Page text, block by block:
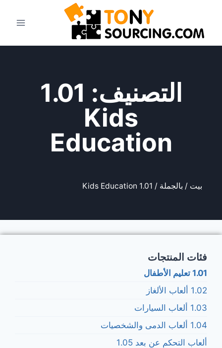
التصنيف: 1.01
Kids
Education
بيت / بالجملة / 1.01 Kids Education
فئات المنتجات
1.01 تعليم الأطفال
1.02 ألعاب الألغاز
1.03 ألعاب السيارات
1.04 ألعاب الدمى والشخصيات
ألعاب التحكم عن بعد 1.05